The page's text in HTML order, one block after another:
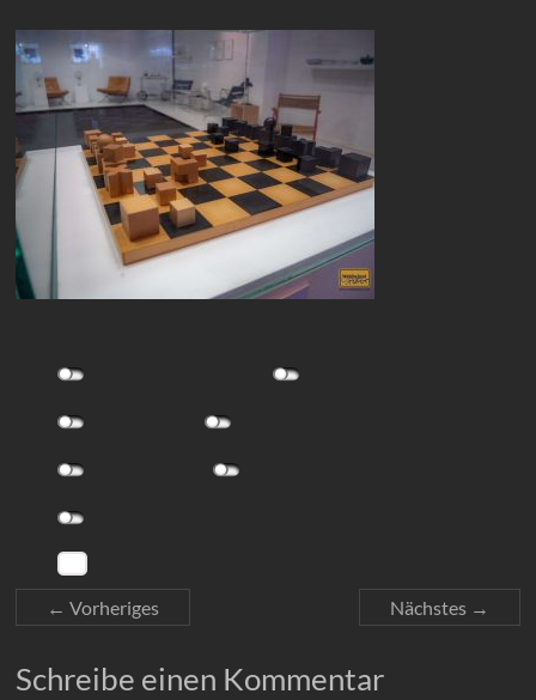
← Vorheriges Nächstes →
Schreibe einen Kommentar